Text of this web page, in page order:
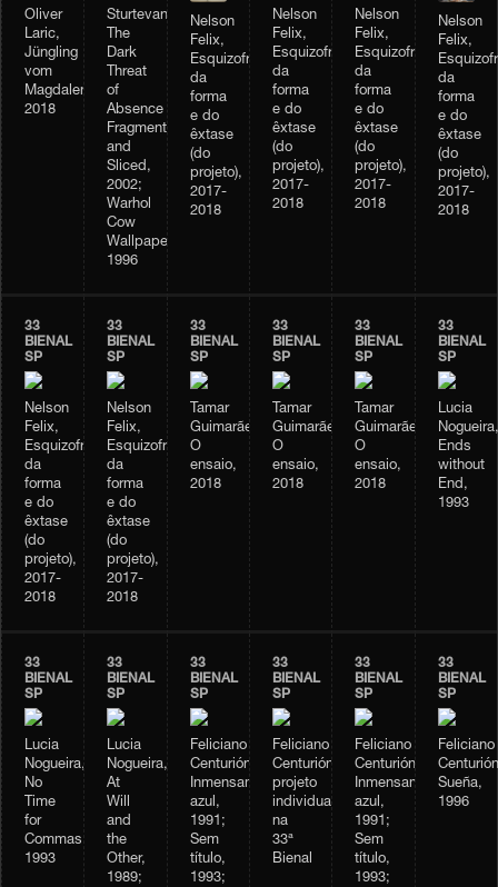
Oliver
Laric,
Jüngling
vom
Magdalensberg,
2018
Sturtevant,
The
Dark
Threat
of
Absence
Fragmented
and
Sliced,
2002;
Warhol
Cow
Wallpaper,
1996
Nelson
Felix,
Esquizofrenia
da
forma
e do
êxtase
(do
projeto),
2017-
2018
Nelson
Felix,
Esquizofrenia
da
forma
e do
êxtase
(do
projeto),
2017-
2018
Nelson
Felix,
Esquizofrenia
da
forma
e do
êxtase
(do
projeto),
2017-
2018
Nelson
Felix,
da
forma
e do
êxtase
(do
projeto),
2017-
2018
33
BIENAL
SP
Nelson
Felix,
Esquizofrenia
da
forma
e do
êxtase
(do
projeto),
2017-
2018
33
BIENAL
SP
Nelson
Felix,
Esquizofrenia
da
forma
e do
êxtase
(do
projeto),
2017-
2018
33
BIENAL
SP
Tamar
Guimarães,
O
ensaio,
2018
33
BIENAL
SP
Tamar
Guimarães,
O
ensaio,
2018
33
BIENAL
SP
Tamar
Guimarães,
O
ensaio,
2018
33
BIENAL
SP
Lucia
Nogueira,
Ends
without
End,
1993
33
BIENAL
SP
Lucia
Nogueira,
No
Time
for
Commas,
1993
33
BIENAL
SP
Lucia
Nogueira,
At
Will
and
the
Other,
1989;
33
BIENAL
SP
Feliciano
Centurión,
Inmensamente
azul,
1991;
Sem
título,
1993;
33
BIENAL
SP
Feliciano
Centurión,
projeto
individual
na
33ª
Bienal
33
BIENAL
SP
Feliciano
Centurión,
Inmensamente
azul,
1991;
Sem
título,
1993;
33
BIENAL
SP
Feliciano
Sueña,
1996